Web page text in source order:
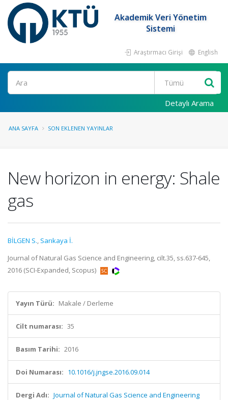
Akademik Veri Yönetim
Sistemi
Araştırmacı Girişi English
Ara
Detaylı Arama
ANA SAYFA SON EKLENEN YAYINLAR
New horizon in energy: Shale
gas
BİLGEN S., Sarıkaya İ.
Journal of Natural Gas Science and Engineering, cilt.35, ss.637-645,
2016 (SCI-Expanded, Scopus)
Yayın Türü: Makale / Derleme
Cilt numarası: 35
Basım Tarihi: 2016
Doi Numarası: 10.1016/j.jngse.2016.09.014
Dergi Adı: Journal of Natural Gas Science and Engineering